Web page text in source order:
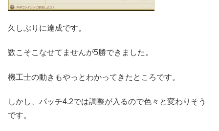
久しぶりに達成です。
数こそこなせてませんが5勝できました。
機工士の動きもやっとわかってきたところです。
しかし、パッチ4.2では調整が入るので色々と変わりそう
です。